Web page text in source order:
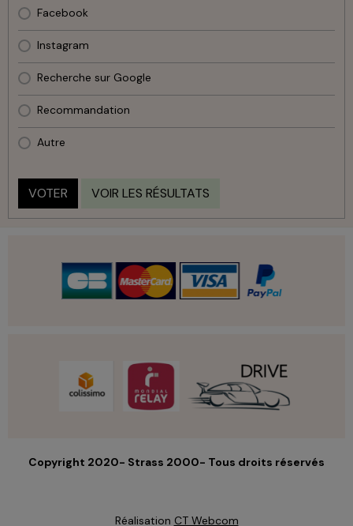
Facebook
Instagram
Recherche sur Google
Recommandation
Autre
VOTER VOIR LES RÉSULTATS
Copyright 2020- Strass 2000- Tous droits réservés
Réalisation CT Webcom